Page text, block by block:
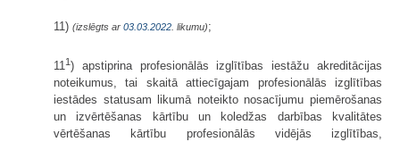
11) (izslēgts ar 03.03.2022 . likumu);
111) apstiprina profesionālās izglītības iestāžu akreditācijas
noteikumus, tai skaitā attiecīgajam profesionālās izglītības
iestādes statusam likumā noteikto nosacījumu piemērošanas
un izvērtēšanas kārtību un koledžas darbības kvalitātes
vērtēšanas kārtību profesionālās vidējās izglītības,